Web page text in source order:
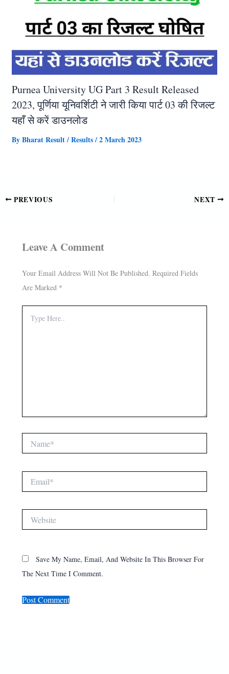
Purnea University UG Part 3 Result Released
2023, पूर्णिया यूनिवर्शिटी ने जारी किया पार्ट 03 की रिजल्ट
यहाँ से करें डाउनलोड
ByBharat Result/Results/2 March 2023
PREVIOUS NEXT
Leave A Comment
Your Email Address Will Not Be Published. Required Fields
Are Marked *
Here..
Save My Name, Email, And Website In This Browser For
The Next Time I Comment.